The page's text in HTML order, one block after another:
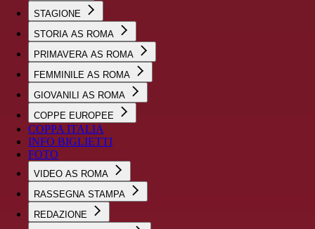
STAGIONE
STORIA AS ROMA
PRIMAVERA AS ROMA
FEMMINILE AS ROMA
GIOVANILI AS ROMA
COPPE EUROPEE
COPPA ITALIA
INFO BIGLIETTI
FOTO
VIDEO AS ROMA
RASSEGNA STAMPA
REDAZIONE